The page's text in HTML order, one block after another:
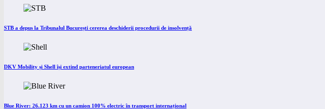
STB a depus la Tribunalul București cererea deschiderii procedurii de insolvență
DKV Mobility și Shell își extind parteneriatul european
Blue River: 26.123 km cu un camion 100% electric în transport internațional